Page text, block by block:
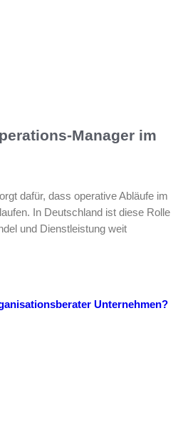
Manager im
dafür, dass operative Abläufe im
In Deutschland ist diese Rolle
und Dienstleistung weit